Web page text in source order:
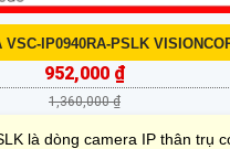
VSC-IP0940RA-PSLK
952,000 ₫
1,360,000 ₫
là dòng camera IP thân trụ